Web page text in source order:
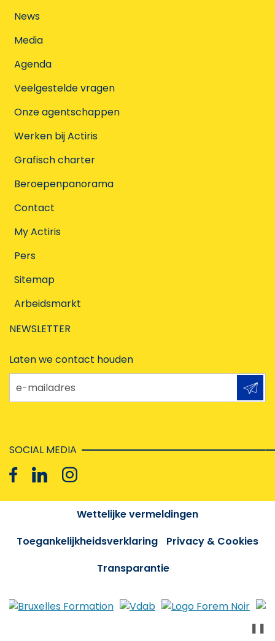
News
Media
Agenda
Veelgestelde vragen
Onze agentschappen
Werken bij Actiris
Grafisch charter
Beroepenpanorama
Contact
My Actiris
Pers
Sitemap
Arbeidsmarkt
NEWSLETTER
Laten we contact houden
e-mailadres
SOCIAL MEDIA
Wettelijke vermeldingen
Toegankelijkheidsverklaring
Privacy & Cookies
Transparantie
❚❚